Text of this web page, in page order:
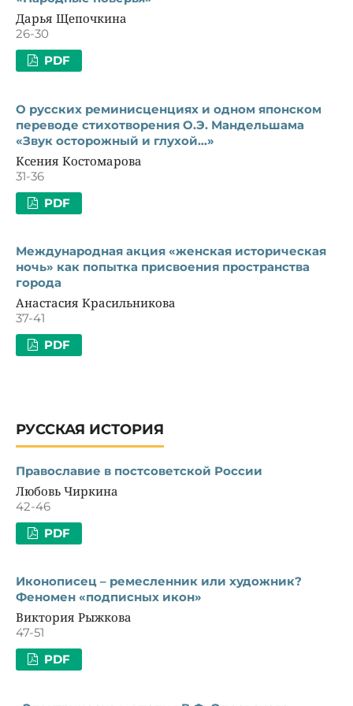
Дарья Щепочкина
26-30
PDF
О русских реминисценциях и одном японском
переводе стихотворения О.Э. Мандельшама
«Звук осторожный и глухой...»
Ксения Костомарова
31-36
PDF
Международная акция «женская историческая
ночь» как попытка присвоения пространства
города
Анастасия Красильникова
37-41
PDF
РУССКАЯ ИСТОРИЯ
Православие в постсоветской России
Любовь Чиркина
42-46
PDF
Иконописец – ремесленник или художник?
Феномен «подписных икон»
Виктория Рыжкова
47-51
PDF